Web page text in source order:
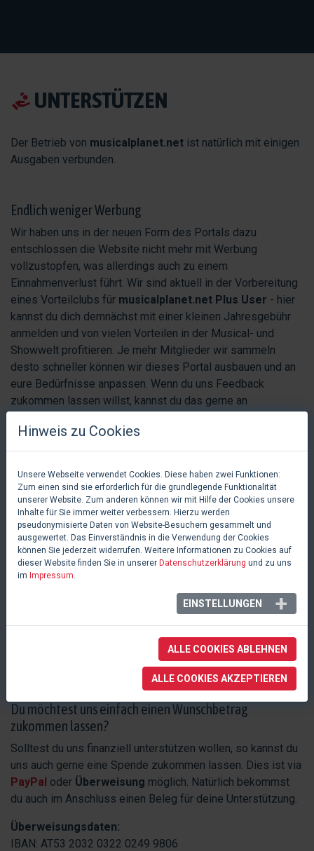
UNTERSTÜTZEN
Der Betrieb von musicalplanet.net ist natürlich mit einigen
Ausgaben verbunden.
Endlich weniger Werbung
Wir haben uns in der neuen Form des Portals dazu
entschlossen die Website nicht mehr mit Werbung
vollzustopfen, was allerdings auch zu einem
Einnahmenverlust führt. Wir sind aktuell in der Vorbereitung
eines Vorteilclubs für musicalplanet.net Plus User - hier
kannst du dich demnächst mit einer kleinen Jahresgebühr
anmelden und von vielen Vorteilen in der Musical- und
Showwelt profitieren. Je mehr Mitglieder wir sammeln
desto schneller können wir dieses Portal ausbauen und an
eure Bedürfnisse anpassen. Wenn du uns Feedback
zukommen lassen willst, kannst du das gerne an
Unterstütze indem du buchst & kaufst
Du unterstützt uns übrigens auch indirekt, wenn du über uns
deineTicketsbeziehst bzw. unsere Ticketlinks
verwendest oder auchProdukteüber unsere Seite
bestellst. Der Kauf direkt übermusicalplanet.netist nicht
möglich. Der Klick auf unsere Partnerlinks wie oeticket.com,
eventim.de, adticket.de, amazon.com,... wird aufgezeichnet
und im Falle eines Kaufabschlusses am jeweiligen Portal
werden wir von diesem Partner mit einer kleinen Provision
belohnt. Damit wird ein Teil unserer Ausgaben gedeckt. Für
dich bleibt der Preis natürlich unverändert, wenn du über
uns auf die Partnerseite klickst.
Du möchtest uns einfach einen Wunschbetrag
zukommen lassen?
Solltest du uns finanziell unterstützen wollen, so kannst du
uns auch gerne eine Spende zukommen lassen. Dies ist via
PayPal oder Überweisung möglich. Natürlich bekommst
du auch im Anschluss einen Beleg für deine Unterstützung.
Überweisungsdaten:
IBAN: AT53 2032 0322 0249 9806
Hinweis zu Cookies
Unsere Webseite verwendet Cookies. Diese haben zwei Funktionen:
Zum einen sind sie erforderlich für die grundlegende Funktionalität
unserer Website. Zum anderen können wir mit Hilfe der Cookies unsere
Inhalte für Sie immer weiter verbessern. Hierzu werden
pseudonymisierte Daten von Website-Besuchern gesammelt und
ausgewertet. Das Einverständnis in die Verwendung der Cookies
können Sie jederzeit widerrufen. Weitere Informationen zu Cookies auf
dieser Website finden Sie in unserer Datenschutzerklärung und zu uns
im Impressum.
EINSTELLUNGEN
ALLE COOKIES ABLEHNEN
ALLE COOKIES AKZEPTIEREN